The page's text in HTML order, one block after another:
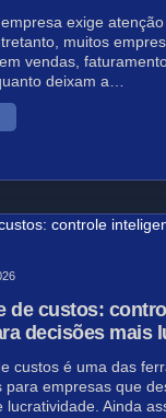
exige
muitos
vendas,
deixam a…
de custos:
decisões mais
custos é uma das
para empresas que
lucratividade. Ainda